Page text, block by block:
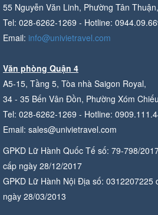
55 Nguyễn Văn Linh, Phường Tân
Tel: 028-6262-1269 - Hotline:
Email: info@univietravel.com
Văn phòng Quận 4
A5-15, Tầng 5, Tòa nhà Saigon Royal,
34 - 35 Bến Vân Đồn, Phường Xóm
Tel: 028-6262-1269 - Hotline:
Email: sales@univietravel.com
GPKD Lữ Hành Quốc Tế số: 79-798/
cấp ngày 28/12/2017
GPKD Lữ Hành Nội Địa số: 0312207225
ngày 28/03/2013